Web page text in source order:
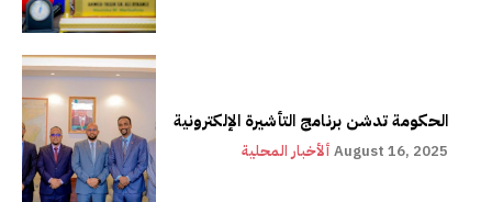
الحكومة تدشن برنامج التأشيرة الإلكترونية
ألأخبار المحلية August 16, 2025